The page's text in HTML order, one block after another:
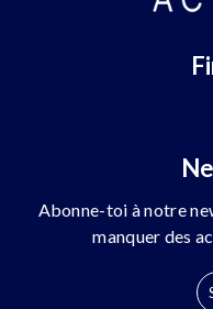
Abonne-toi à notre
manquer des